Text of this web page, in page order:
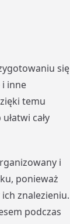
się
inne
temu
cały
i
ponieważ
znalezieniu.
podczas